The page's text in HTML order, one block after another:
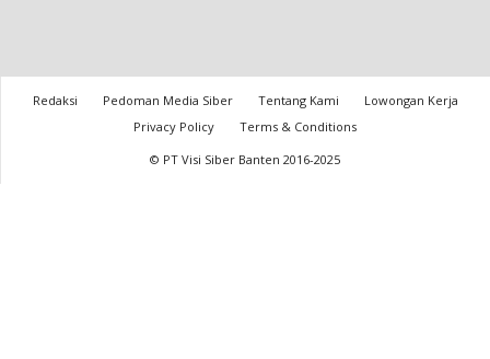
Redaksi Pedoman Media Siber Tentang Kami
Lowongan Kerja
Privacy Policy
Terms & Conditions
© PT Visi Siber Banten 2016-2025